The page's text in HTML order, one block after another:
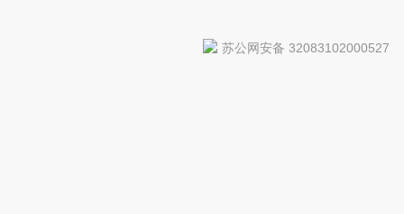
苏公网安备 32083102000527